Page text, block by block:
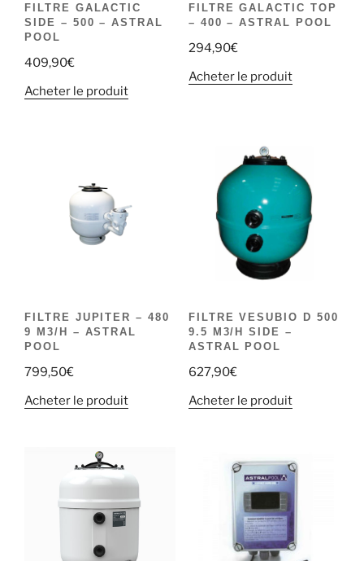
FILTRE GALACTIC
SIDE – 500 – ASTRAL
POOL
409,90€
Acheter le produit
FILTRE GALACTIC TOP
– 400 – ASTRAL POOL
294,90€
Acheter le produit
FILTRE JUPITER – 480
9 M3/H – ASTRAL
POOL
799,50€
Acheter le produit
FILTRE VESUBIO D 500
9.5 M3/H SIDE –
ASTRAL POOL
627,90€
Acheter le produit